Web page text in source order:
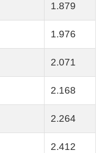
1.879
1.976
2.071
2.168
2.264
2.412